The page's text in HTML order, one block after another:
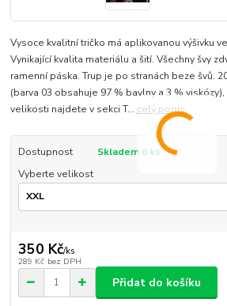
Vysoce kvalitní tričko má aplikovanou výšivku
Vynikající kvalita materiálu a šití. Všechny švy
ramenní páska. Trup je po stranách beze švů.
(barva 03 obsahuje 97 % bavlny a 3 %
velikosti najdete v sekci T... celý popis
Dostupnost
Skladem 6 ks
Vyberte velikost
350 Kč/ks
289 Kč bez DPH
Přidat do košíku